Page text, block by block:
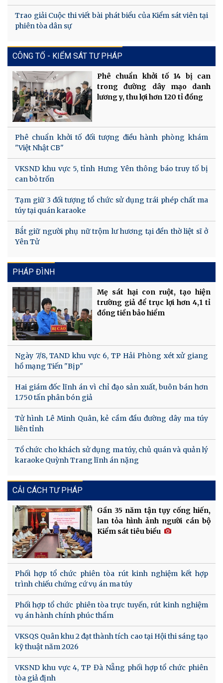
Trao giải Cuộc thi viết bài phát biểu của Kiểm sát viên tại
phiên tòa dân sự
CÔNG TỐ - KIỂM SÁT TƯ PHÁP
Phê chuẩn khởi tố 14 bị can
trong đường dây mạo danh
lương y, thu lợi hơn 120 tỉ đồng
Phê chuẩn khởi tố đối tượng điều hành phòng khám
"Việt Nhật CB"
VKSND khu vực 5, tỉnh Hưng Yên thông báo truy tố bị
can bỏ trốn
Tạm giữ 3 đối tượng tổ chức sử dụng trái phép chất ma
túy tại quán karaoke
Bắt giữ người phụ nữ trộm lư hương tại đền thờ liệt sĩ ở
Yên Tử
PHÁP ĐÌNH
Mẹ sát hại con ruột, tạo hiện
trường giả để trục lợi hơn 4,1 tỉ
đồng tiền bảo hiểm
Ngày 7/8, TAND khu vực 6, TP Hải Phòng xét xử giang
hồ mạng Tiến "Bịp"
Hai giám đốc lĩnh án vì chỉ đạo sản xuất, buôn bán hơn
1.750 tấn phân bón giả
Tử hình Lê Minh Quân, kẻ cầm đầu đường dây ma túy
liên tỉnh
Tổ chức cho khách sử dụng ma túy, chủ quán và quản lý
karaoke Quỳnh Trang lĩnh án nặng
CẢI CÁCH TƯ PHÁP
Gần 35 năm tận tụy cống hiến,
lan tỏa hình ảnh người cán bộ
Kiểm sát tiêu biểu
Phối hợp tổ chức phiên tòa rút kinh nghiệm kết hợp
trình chiếu chứng cứ vụ án ma túy
Phối hợp tổ chức phiên tòa trực tuyến, rút kinh nghiệm
vụ án hành chính phúc thẩm
VKSQS Quân khu 2 đạt thành tích cao tại Hội thi sáng tạo
kỹ thuật năm 2026
VKSND khu vực 4, TP Đà Nẵng phối hợp tổ chức phiên
tòa giả định